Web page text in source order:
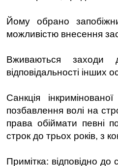
Йому обрано
можливістю внесення
Вживаються заходи
відповідальності інших
Санкція
позбавлення волі на
права обіймати певні
строк до трьох років, з
Примітка: відповідно до